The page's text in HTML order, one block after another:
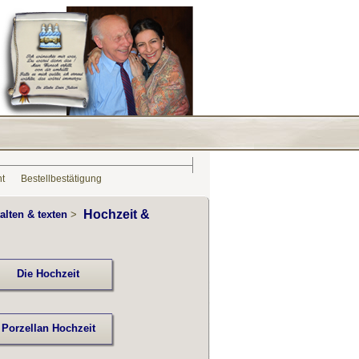
Bestellbestätigung
& texten > Hochzeit &
Die Hochzeit
Porzellan Hochzeit